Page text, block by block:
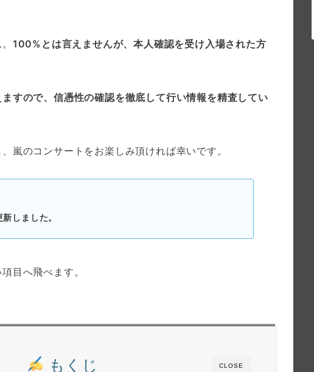
100%とは言えませんが、本人確認を受け入場された方
すので、信憑性の確認を徹底して行い情報を精査してい
嵐のコンサートをお楽しみ頂ければ幸いです。
しました。
目へ飛べます。
CLOSE
もくじ